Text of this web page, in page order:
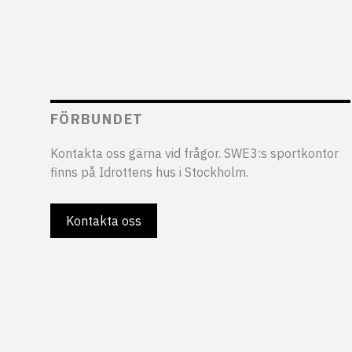
FÖRBUNDET
Kontakta oss gärna vid frågor. SWE3:s sportkontor
finns på Idrottens hus i Stockholm.
Kontakta oss